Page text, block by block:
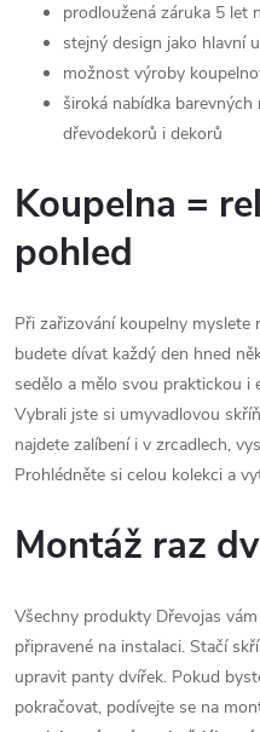
prodloužená záruka 5 let
stejný design jako hlavní
možnost výroby
široká nabídka
dřevodekorů i dekorů
Koupelna =
pohled
Při zařizování koupelny myslete
budete dívat každý den hned
sedělo a mělo svou praktickou
Vybrali jste si umyvadlovou
najdete zalíbení i v zrcadlech,
Prohlédněte si celou kolekci a
Montáž raz
Všechny produkty Dřevojas
připravené na instalaci. Stačí
upravit panty dvířek. Pokud
pokračovat, podívejte se na